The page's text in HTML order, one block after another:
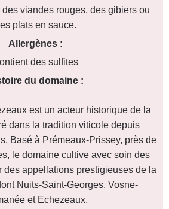
viandes rouges, des gibiers ou
plats en sauce.
Allergènes :
des sulfites
du domaine :
est un acteur historique de la
dans la tradition viticole depuis
Basé à Prémeaux-Prissey, près de
le domaine cultive avec soin des
des appellations prestigieuses de la
Nuits-Saint-Georges, Vosne-
et Echezeaux.